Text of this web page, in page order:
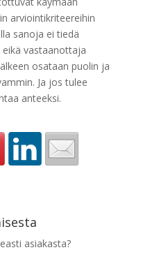
arviointikriteereihin
sanoja ei tiedä
vastaanottaja
osataan puolin ja
Ja jos tulee
anteeksi.
asiakasta?